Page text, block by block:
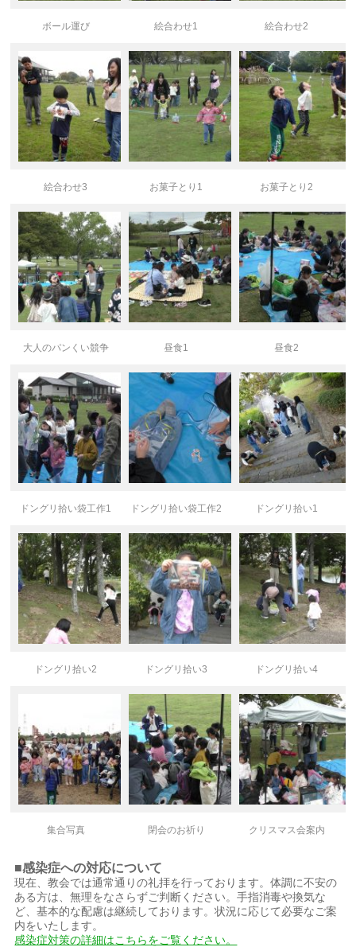
ボール運び 絵合わせ1 絵合わせ2
絵合わせ3 お菓子とり1 お菓子とり2
大人のパンくい競争 昼食1 昼食2
ドングリ拾い袋工作1 ドングリ拾い袋工作2 ドングリ拾い1
ドングリ拾い2 ドングリ拾い3 ドングリ拾い4
集合写真 閉会のお祈り クリスマス会案内
■感染症への対応について
現在、教会では通常通りの礼拝を行っております。体調に不安の
ある方は、無理をなさらずご判断ください。手指消毒や換気な
ど、基本的な配慮は継続しております。状況に応じて必要なご案
内をいたします。
感染症対策の詳細はこちらをご覧ください。